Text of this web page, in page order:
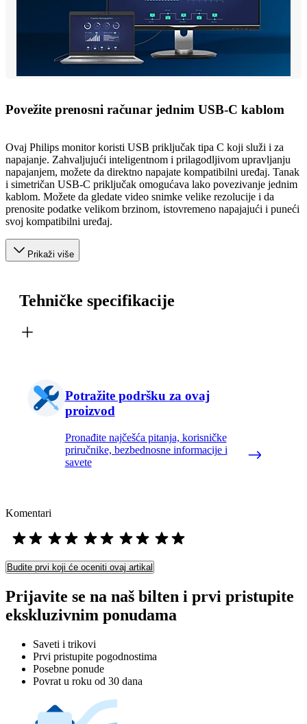
Povežite prenosni računar jednim USB-C kablom
Ovaj Philips monitor koristi USB priključak tipa C koji služi i za
napajanje. Zahvaljujući inteligentnom i prilagodljivom upravljanju
napajanjem, možete da direktno napajate kompatibilni uređaj. Tanak
i simetričan USB-C priključak omogućava lako povezivanje jednim
kablom. Možete da gledate video snimke velike rezolucije i da
prenosite podatke velikom brzinom, istovremeno napajajući i puneći
svoj kompatibilni uređaj.
Prikaži više
Tehničke specifikacije
Potražite podršku za ovaj
proizvod
Pronađite najčešća pitanja, korisničke
priručnike, bezbednosne informacije i
savete
Komentari
Budite prvi koji će oceniti ovaj artikal
Prijavite se na naš bilten i prvi pristupite
ekskluzivnim ponudama
Saveti i trikovi
Prvi pristupite pogodnostima
Posebne ponude
Povrat u roku od 30 dana